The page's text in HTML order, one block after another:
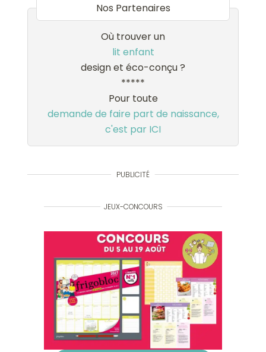
Nos Partenaires
Où trouver un
lit enfant
design et éco-conçu ?
*****
Pour toute
demande de faire part de naissance,
c'est par ICI
PUBLICITÉ
JEUX-CONCOURS